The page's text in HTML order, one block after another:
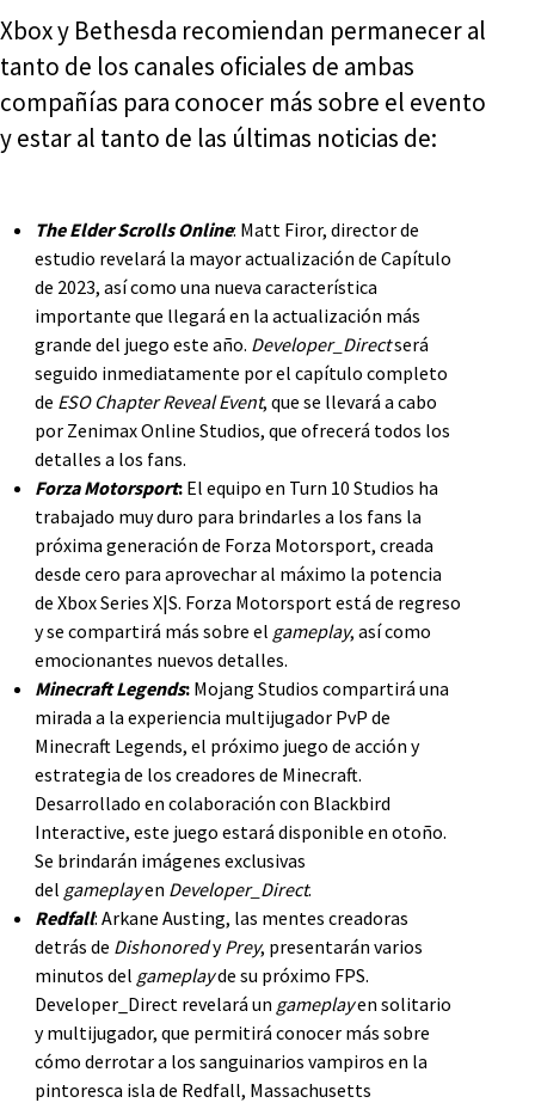
Xbox y Bethesda recomiendan permanecer al
tanto de los canales oficiales de ambas
compañías para conocer más sobre el evento
y estar al tanto de las últimas noticias de:
The Elder Scrolls Online: Matt Firor, director de
estudio revelará la mayor actualización de Capítulo
de 2023, así como una nueva característica
importante que llegará en la actualización más
grande del juego este año. Developer_Directserá
seguido inmediatamente por el capítulo completo
de ESO Chapter Reveal Event, que se llevará a cabo
por Zenimax Online Studios, que ofrecerá todos los
detalles a los fans.
Forza Motorsport: El equipo en Turn 10 Studios ha
trabajado muy duro para brindarles a los fans la
próxima generación de Forza Motorsport, creada
desde cero para aprovechar al máximo la potencia
de Xbox Series X|S. Forza Motorsport está de regreso
y se compartirá más sobre el gameplay, así como
emocionantes nuevos detalles.
Minecraft Legends:Mojang Studios compartirá una
mirada a la experiencia multijugador PvP de
Minecraft Legends, el próximo juego de acción y
estrategia de los creadores de Minecraft.
Desarrollado en colaboración con Blackbird
Interactive, este juego estará disponible en otoño.
Se brindarán imágenes exclusivas
del gameplayen Developer_Direct.
Redfall: Arkane Austing, las mentes creadoras
detrás de DishonoredyPrey, presentarán varios
minutos del gameplayde su próximo FPS.
Developer_Direct revelará un gameplayen solitario
y multijugador, que permitirá conocer más sobre
cómo derrotar a los sanguinarios vampiros en la
pintoresca isla de Redfall, Massachusetts